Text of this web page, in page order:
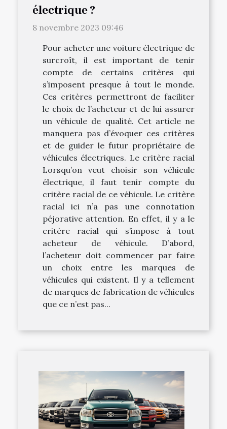
électrique ?
8 novembre 2023 09:46
Pour acheter une voiture électrique de
surcroît, il est important de tenir
compte de certains critères qui
s’imposent presque à tout le monde.
Ces critères permettront de faciliter
le choix de l’acheteur et de lui assurer
un véhicule de qualité. Cet article ne
manquera pas d’évoquer ces critères
et de guider le futur propriétaire de
véhicules électriques. Le critère racial
Lorsqu’on veut choisir son véhicule
électrique, il faut tenir compte du
critère racial de ce véhicule. Le critère
racial ici n’a pas une connotation
péjorative attention. En effet, il y a le
critère racial qui s’impose à tout
acheteur de véhicule. D’abord,
l’acheteur doit commencer par faire
un choix entre les marques de
véhicules qui existent. Il y a tellement
de marques de fabrication de véhicules
que ce n’est pas...